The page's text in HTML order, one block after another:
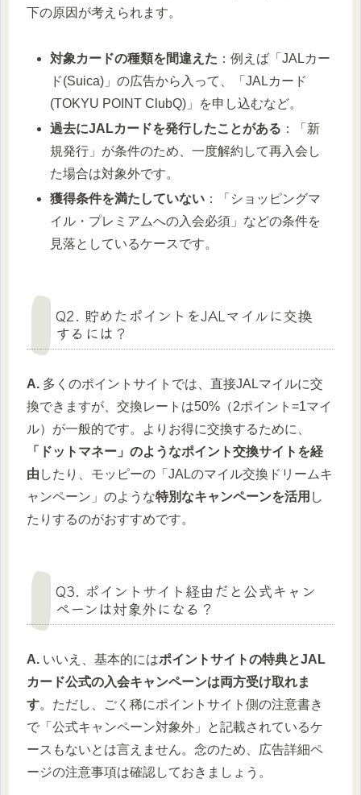
下の原因が考えられます。
対象カードの種類を間違えた ：例えば「JALカー
ド(Suica)」の広告から入って、「JALカード
(TOKYU POINT ClubQ)」を申し込むなど。
過去にJALカードを発行したことがある ：「新
規発行」が条件のため、一度解約して再入会し
た場合は対象外です。
獲得条件を満たしていない ：「ショッピングマ
イル・プレミアムへの入会必須」などの条件を
見落としているケースです。
Q2. 貯めたポイントをJALマイルに交換
するには？
A. 多くのポイントサイトでは、直接JALマイルに交
換できますが、交換レートは50%（2ポイント=1マイ
ル）が一般的です。よりお得に交換するために、
「ドットマネー」のようなポイント交換サイトを経
由 したり、モッピーの「JALのマイル交換ドリームキ
ャンペーン」のような特別なキャンペーンを活用 し
たりするのがおすすめです。
Q3. ポイントサイト経由だと公式キャン
ペーンは対象外になる？
A. いいえ、基本的にはポイントサイトの特典とJAL
カード公式の入会キャンペーンは両方受け取れま
す。ただし、ごく稀にポイントサイト側の注意書き
で「公式キャンペーン対象外」と記載されているケ
ースもないとは言えません。念のため、広告詳細ペ
ージの注意事項は確認しておきましょう。